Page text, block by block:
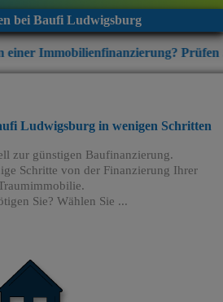
bei Baufi Ludwigsburg
Prüfen Sie jetzt die
Ludwigsburg in wenigen Schritten
zur günstigen Baufinanzierung.
Schritte von der Finanzierung Ihrer
Sie? Wählen Sie ...